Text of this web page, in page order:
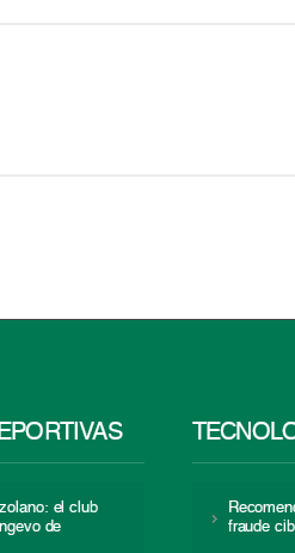
el club
de
fraude